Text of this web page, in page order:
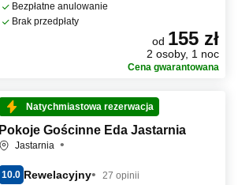
Bezpłatne anulowanie
Brak przedpłaty
od 155 zł
2 osoby, 1 noc
Cena gwarantowana
Natychmiastowa rezerwacja
Pokoje Gościnne Eda Jastarnia
Jastarnia
10.0 Rewelacyjny 27 opinii